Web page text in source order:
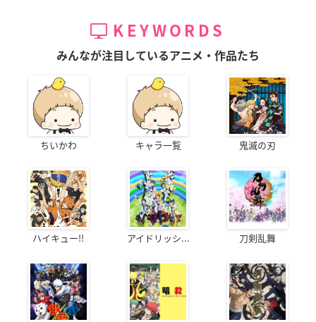
KEYWORDS
みんなが注目しているアニメ・作品たち
ちいかわ キャラ一覧 鬼滅の刃
ハイキュー!! アイドリッシ... 刀剣乱舞